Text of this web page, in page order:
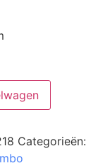
Categorieën: